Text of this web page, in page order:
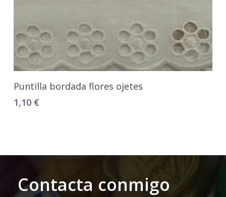
Seleccionar Opciones
Puntilla bordada flores ojetes
1,10 €
Contacta conmigo